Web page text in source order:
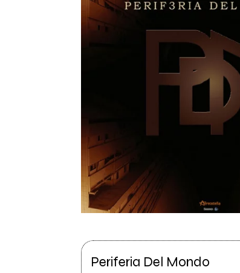
Periferia Del Mondo